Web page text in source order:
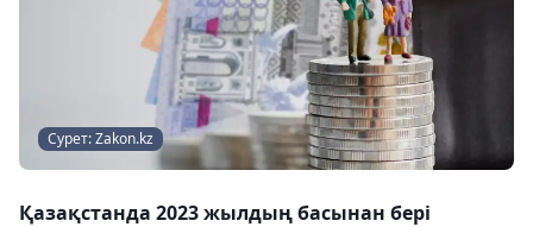
Сурет: Zakon.kz
Қазақстанда 2023 жылдың басынан бері